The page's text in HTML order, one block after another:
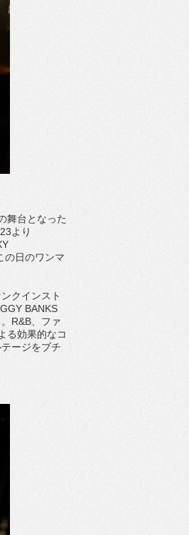
舞台となった
より
の日のワンマ
クインスト
BANKS
R&B、ファ
る効果的なコ
ージをブチ